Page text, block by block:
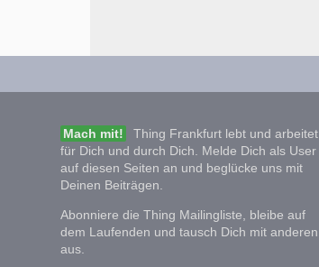
Mach mit!
Thing Frankfurt lebt und arbeitet
für Dich und durch Dich. Melde Dich als User
auf diesen Seiten an und beglücke uns mit
Deinen Beiträgen.
Abonniere die Thing Mailingliste, bleibe auf
dem Laufenden und tausch Dich mit anderen
aus.